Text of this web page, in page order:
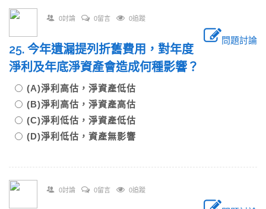
0討論 0留言 0追蹤
問題討論
25. 今年遺漏提列折舊費用，對年度
淨利及年底淨資產會造成何種影響？
(A)淨利高估，淨資產低估
(B)淨利高估，淨資產高估
(C)淨利低估，淨資產低估
(D)淨利低估，資產無影響
0討論 0留言 0追蹤